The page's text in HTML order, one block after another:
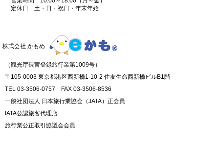
定休日 土・日・祝日・年末年始
株式会社 かもめ
（観光庁長官登録旅行業第1009号）
〒105-0003 東京都港区西新橋1-10-2 住友生命西新橋ビルB1階
TEL 03-3506-0757 FAX 03-3506-8536
一般社団法人 日本旅行業協会（JATA）正会員
IATA公認旅客代理店
旅行業公正取引協議会会員